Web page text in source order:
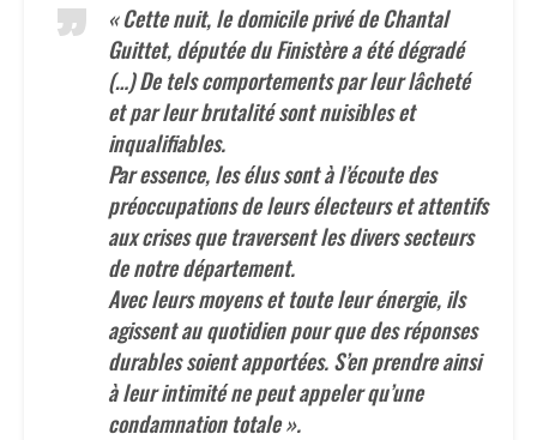
« Cette nuit, le domicile privé de Chantal
Guittet, députée du Finistère a été dégradé
(…) De tels comportements par leur lâcheté
et par leur brutalité sont nuisibles et
inqualifiables.
Par essence, les élus sont à l’écoute des
préoccupations de leurs électeurs et attentifs
aux crises que traversent les divers secteurs
de notre département.
Avec leurs moyens et toute leur énergie, ils
agissent au quotidien pour que des réponses
durables soient apportées. S’en prendre ainsi
à leur intimité ne peut appeler qu’une
condamnation totale ».